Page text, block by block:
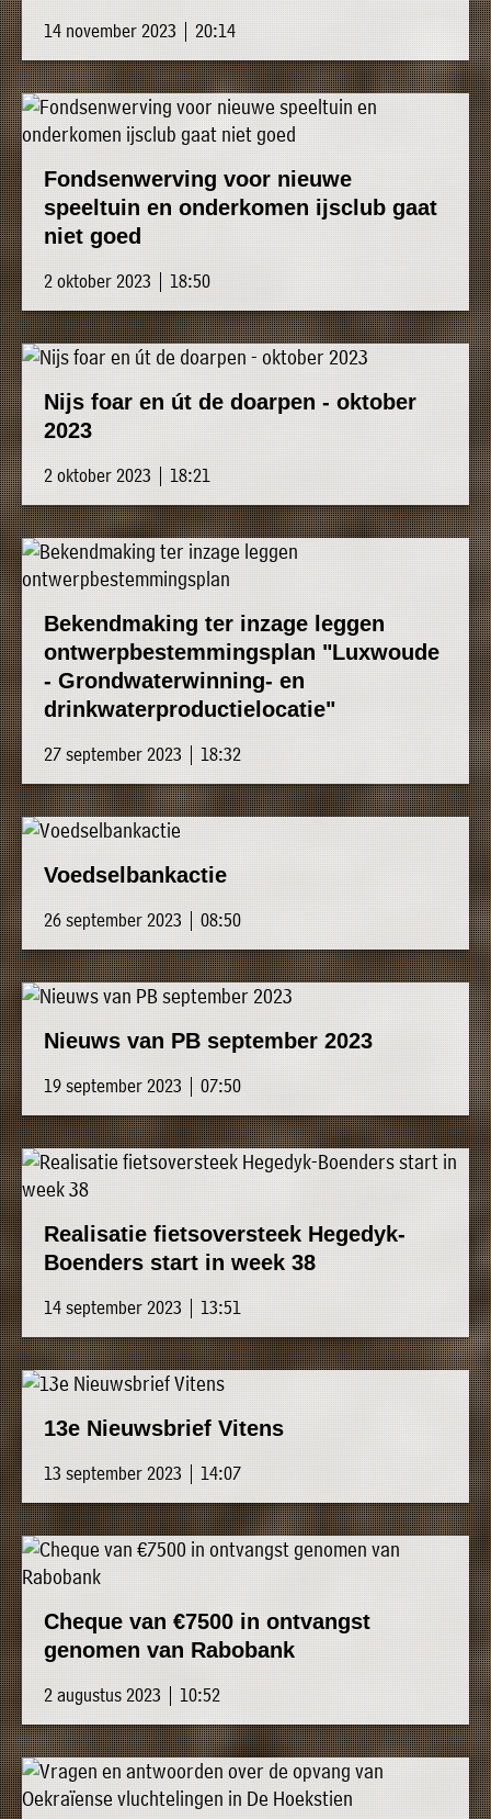
14 november 2023 | 20:14
Fondsenwerving voor nieuwe
speeltuin en onderkomen ijsclub gaat
niet goed
2 oktober 2023 | 18:50
Nijs foar en út de doarpen - oktober
2023
2 oktober 2023 | 18:21
Bekendmaking ter inzage leggen
ontwerpbestemmingsplan "Luxwoude
- Grondwaterwinning- en
drinkwaterproductielocatie"
27 september 2023 | 18:32
Voedselbankactie
26 september 2023 | 08:50
Nieuws van PB september 2023
19 september 2023 | 07:50
Realisatie fietsoversteek Hegedyk-
Boenders start in week 38
14 september 2023 | 13:51
13e Nieuwsbrief Vitens
13 september 2023 | 14:07
Cheque van €7500 in ontvangst
genomen van Rabobank
2 augustus 2023 | 10:52